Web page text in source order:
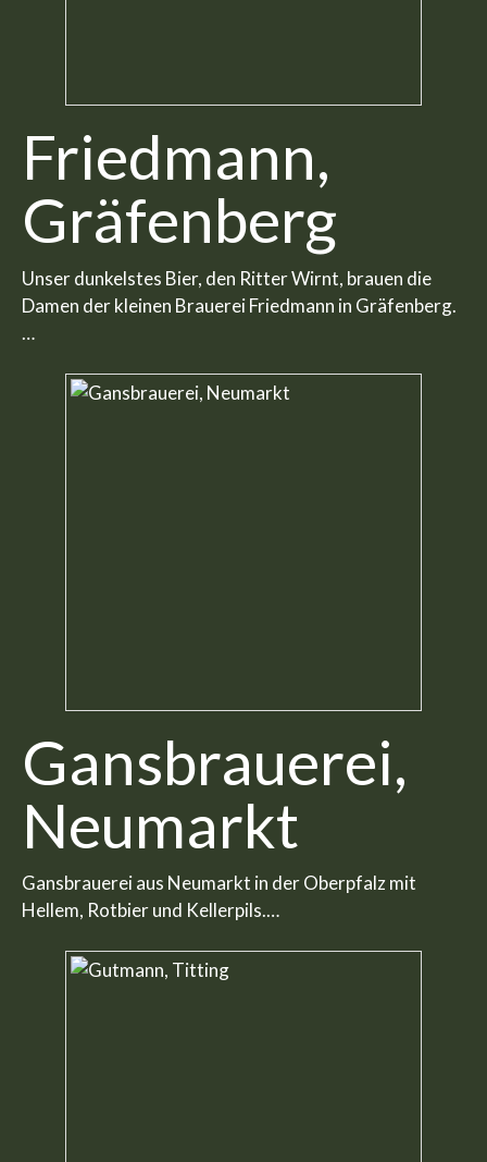
Friedmann,
Gräfenberg
Unser dunkelstes Bier, den Ritter Wirnt, brauen die
Damen der kleinen Brauerei Friedmann in Gräfenberg.
…
Gansbrauerei,
Neumarkt
Gansbrauerei aus Neumarkt in der Oberpfalz mit
Hellem, Rotbier und Kellerpils.…